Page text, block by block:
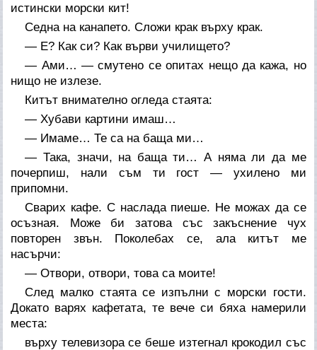
истински морски кит!
Седна на канапето. Сложи крак върху крак.
— Е? Как си? Как върви училището?
— Ами… — смутено се опитах нещо да кажа, но
нищо не излезе.
Китът внимателно огледа стаята:
— Хубави картини имаш…
— Имаме… Те са на баща ми…
— Така, значи, на баща ти… А няма ли да ме
почерпиш, нали съм ти гост — ухилено ми
припомни.
Сварих кафе. С наслада пиеше. Не можах да се
осъзная. Може би затова със закъснение чух
повторен звън. Поколебах се, ала китът ме
насърчи:
— Отвори, отвори, това са моите!
След малко стаята се изпълни с морски гости.
Докато варях кафетата, те вече си бяха намерили
места:
върху телевизора се беше изтегнал крокодил със